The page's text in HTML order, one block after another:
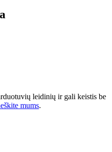
leidinių ir gali keistis be
mums.